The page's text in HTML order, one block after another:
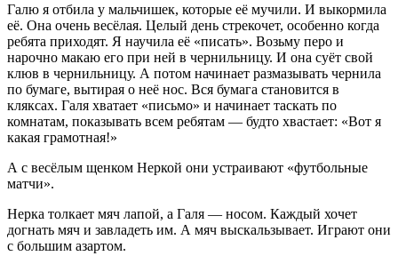
Галю я отбила у мальчишек, которые её мучили. И выкормила
её. Она очень весёлая. Целый день стрекочет, особенно когда
ребята приходят. Я научила её «писать». Возьму перо и
нарочно макаю его при ней в чернильницу. И она суёт свой
клюв в чернильницу. А потом начинает размазывать чернила
по бумаге, вытирая о неё нос. Вся бумага становится в
кляксах. Галя хватает «письмо» и начинает таскать по
комнатам, показывать всем ребятам — будто хвастает: «Вот я
какая грамотная!»
А с весёлым щенком Неркой они устраивают «футбольные
матчи».
Нерка толкает мяч лапой, а Галя — носом. Каждый хочет
догнать мяч и завладеть им. А мяч выскальзывает. Играют они
с большим азартом.